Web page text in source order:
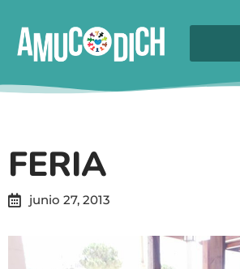
FERIA
junio 27, 2013